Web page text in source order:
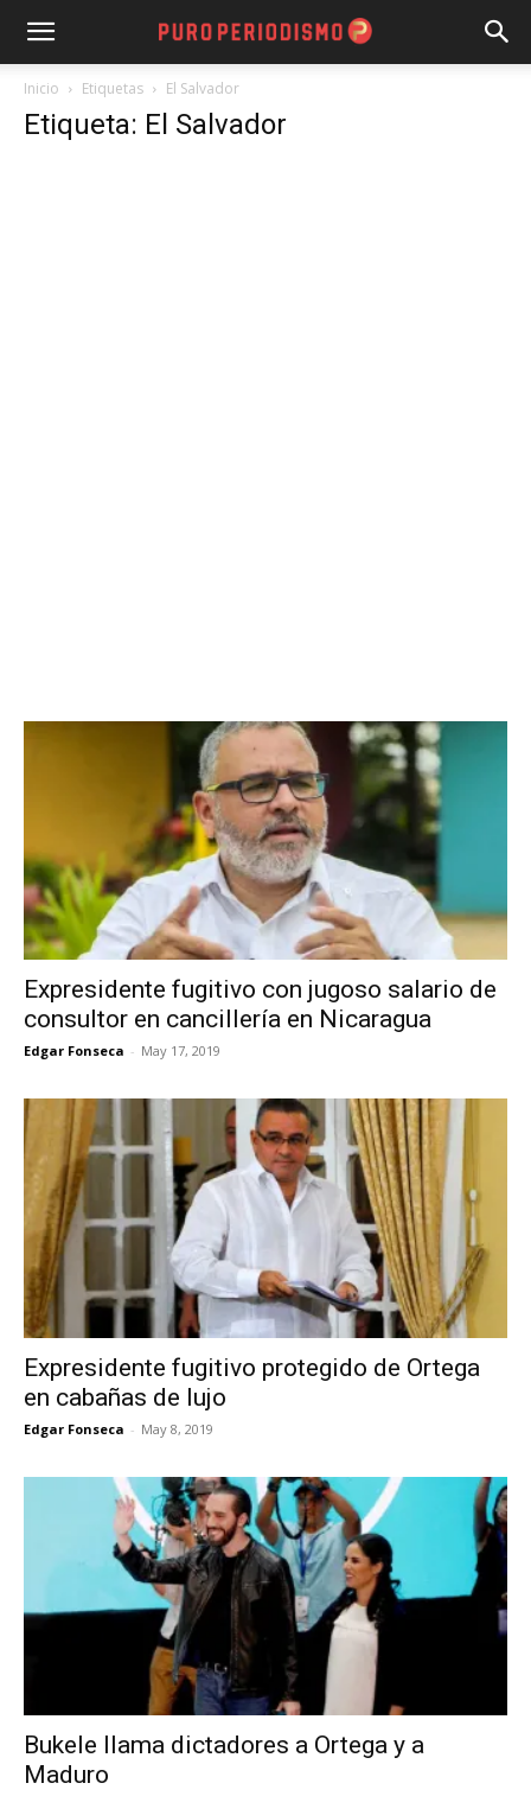
Inicio Etiquetas El Salvador
Etiqueta: El Salvador
Expresidente fugitivo con jugoso salario de
consultor en cancillería en Nicaragua
Edgar Fonseca - May 17, 2019
Expresidente fugitivo protegido de Ortega
en cabañas de lujo
Edgar Fonseca - May 8, 2019
Bukele llama dictadores a Ortega y a
Maduro